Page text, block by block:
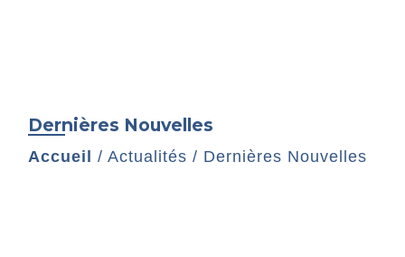
Dernières Nouvelles
Accueil / Actualités / Dernières Nouvelles